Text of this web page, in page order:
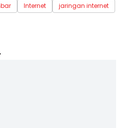
Internet jaringan internet